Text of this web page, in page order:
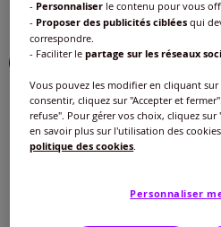
Choisir une couleur :
Modèle :
- Personnaliser le contenu pour vous
- Proposer des publicités ciblées qui
correspondre.
- Faciliter lepartage sur les réseaux
Vous pouvez les modifier en cliquant
consentir, cliquez sur "Accepter et
refuse". Pour gérer vos choix, cliquez
en savoir plus sur l'utilisation des
politique des cookies.
Personnaliser